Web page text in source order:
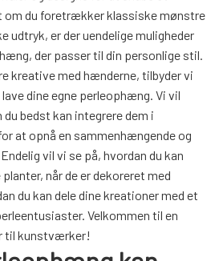
om du foretrækker klassiske mønstre
udtryk, er der uendelige muligheder
der passer til din personlige stil.
kreative med hænderne, tilbyder vi
dine egne perleophæng. Vi vil
bedst kan integrere dem i
at opnå en sammenhængende og
vil vi se på, hvordan du kan
når de er dekoreret med
du kan dele dine kreationer med et
Velkommen til en
til kunstværker!